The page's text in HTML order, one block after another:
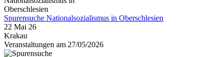
Spurensuche Nationalsozialismus in Oberschlesien
22 Mai 26
Krakau
Veranstaltungen am 27/05/2026